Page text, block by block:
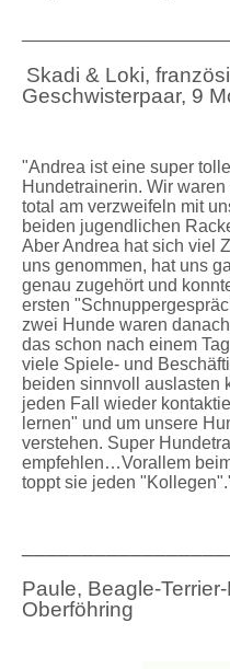
Skadi & Loki,
Geschwisterpaar, 9
"Andrea ist eine super tolle
Hundetrainerin. Wir waren
total am verzweifeln mit
beiden jugendlichen
Aber Andrea hat sich viel
uns genommen, hat uns
genau zugehört und
ersten
zwei Hunde waren
das schon nach einem
viele Spiele- und
beiden sinnvoll auslasten
jeden Fall wieder
lernen" und um unsere
verstehen. Super
empfehlen…Vorallem
toppt sie jeden
Paule, Beagle-
Oberföhring